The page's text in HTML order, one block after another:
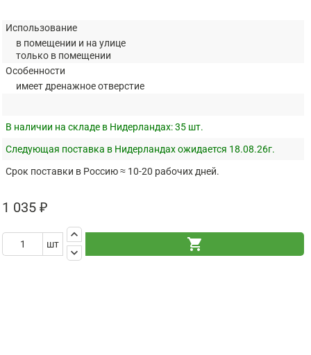
Использование
в помещении и на улице
только в помещении
Особенности
имеет дренажное отверстие
В наличии на складе в Нидерландах:35 шт.
Следующая поставка в Нидерландах ожидается 18.08.26г.
Срок поставки в Россию ≈ 10-20 рабочих дней.
1 035 ₽
шт
keyboard_arrow_up
keyboard_arrow_down
shopping_cart